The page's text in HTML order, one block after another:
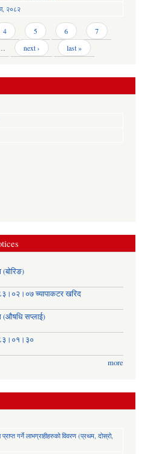
२०८२
4 5 6
7
next › last »
च्यापाकटर खरिद
(औषधि सप्लाई)
more
गर्ने लाभग्राहीहरुको विवरण (प्रथम, दोस्रो,